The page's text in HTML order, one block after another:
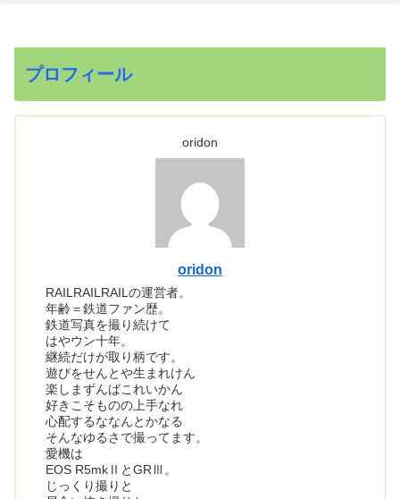
プロフィール
oridon
oridon
RAILRAILRAILの運営者。
年齢＝鉄道ファン歴。
鉄道写真を撮り続けて
はやウン十年。
継続だけが取り柄です。
遊びをせんとや生まれけん
楽しまずんばこれいかん
好きこそものの上手なれ
心配するななんとかなる
そんなゆるさで撮ってます。
愛機は
EOS R5mkⅡとGRⅢ。
じっくり撮りと